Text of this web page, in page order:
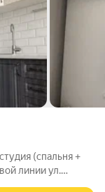
(спальня +
линии ул.